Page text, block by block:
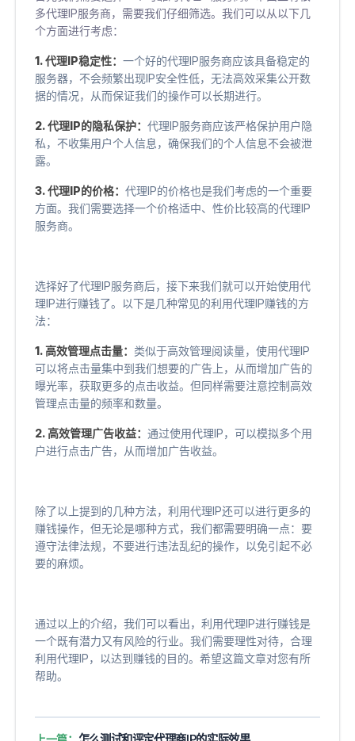
多代理IP服务商，需要我们仔细筛选。我们可以从以下几
个方面进行考虑：
1. 代理IP稳定性： 一个好的代理IP服务商应该具备稳定的
服务器，不会频繁出现IP安全性低，无法高效采集公开数
据的情况，从而保证我们的操作可以长期进行。
2. 代理IP的隐私保护： 代理IP服务商应该严格保护用户隐
私，不收集用户个人信息，确保我们的个人信息不会被泄
露。
3. 代理IP的价格： 代理IP的价格也是我们考虑的一个重要
方面。我们需要选择一个价格适中、性价比较高的代理IP
服务商。
选择好了代理IP服务商后，接下来我们就可以开始使用代
理IP进行赚钱了。以下是几种常见的利用代理IP赚钱的方
法：
1. 高效管理点击量： 类似于高效管理阅读量，使用代理IP
可以将点击量集中到我们想要的广告上，从而增加广告的
曝光率，获取更多的点击收益。但同样需要注意控制高效
管理点击量的频率和数量。
2. 高效管理广告收益： 通过使用代理IP，可以模拟多个用
户进行点击广告，从而增加广告收益。
除了以上提到的几种方法，利用代理IP还可以进行更多的
赚钱操作，但无论是哪种方式，我们都需要明确一点：要
遵守法律法规，不要进行违法乱纪的操作，以免引起不必
要的麻烦。
通过以上的介绍，我们可以看出，利用代理IP进行赚钱是
一个既有潜力又有风险的行业。我们需要理性对待，合理
利用代理IP，以达到赚钱的目的。希望这篇文章对您有所
帮助。